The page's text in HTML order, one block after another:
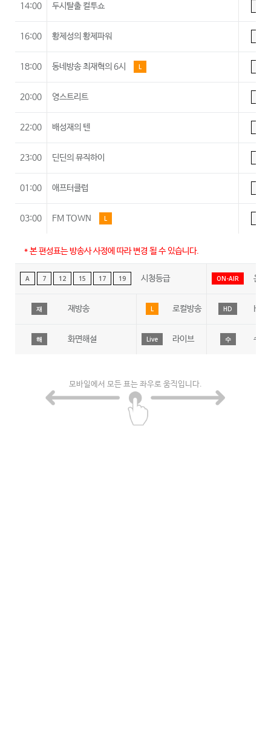
14:00 두시탈출 컬투쇼
16:00 황제성의 황제파워
18:00 동네방송 최재혁의 6시 L
20:00 영스트리트
22:00 배성재의 텐
23:00 딘딘의 뮤직하이
01:00 애프터클럽
03:00 FM TOWN L
* 본 편성표는 방송사 사정에 따라 변경 될 수 있습니다.
A 7 12 15 17 19 시청등급 ON-AIR 온에
재 재방송 L 로컬방송 HD HD
해 화면해설 Live 라이브 수 수어
모바일에서 모든 표는 좌우로 움직입니다.